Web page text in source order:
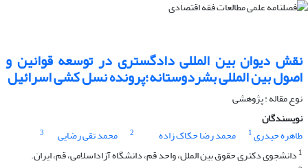
نقش دیوان بین المللی دادگستری در توسعه قوانین و
اصول بین المللی بشردوستانه؛پرونده نسل کشی اسرائیل
نوع مقاله : پژوهشی
نویسندگان
طاهره حیدری1 محمد رضا حکاک زاده 2 محمد تقی رضایی
3
1 دانشجوی دکتری حقوق بین الملل، واحد قم، دانشگاه آزاداسلامی، قم، ایران.